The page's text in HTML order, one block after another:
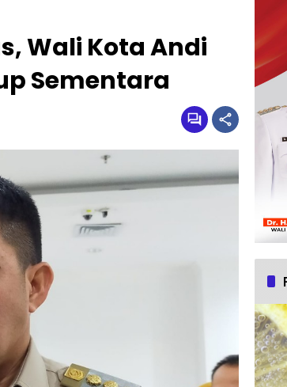
Wali Kota Andi
Sementara